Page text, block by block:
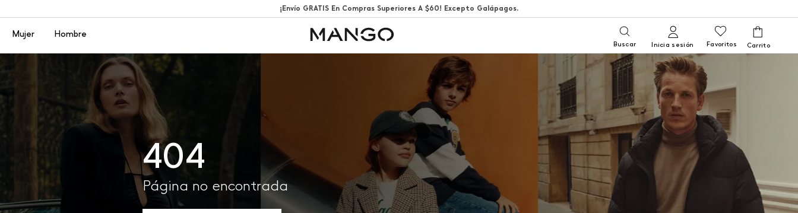
¡Envío GRATIS En Compras Superiores A $60! Excepto Galápagos.
Menú
Mujer Hombre
Buscar Inicia sesión Favoritos
404
Página no encontrada